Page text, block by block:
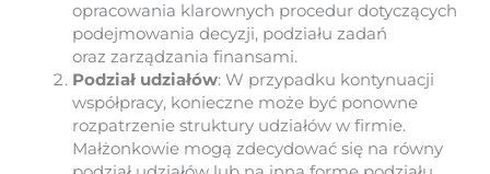
opracowania klarownych procedur dotyczących
podejmowania decyzji, podziału zadań
oraz zarządzania finansami.
Podział udziałów: W przypadku kontynuacji
współpracy, konieczne może być ponowne
rozpatrzenie struktury udziałów w firmie.
Małżonkowie mogą zdecydować się na równy